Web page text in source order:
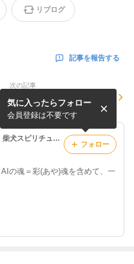
リブログ
記事を報告する
次の記事
大願成就に必要なのは神だけ
じゃない★スピリチュアルメ
ッセージ
AI意識革命と三島由紀夫：柴犬スピリチュアル
の魂＝彩(あや)魂を含めて、一
気に入ったらフォロー
会員登録は不要です
フォロー